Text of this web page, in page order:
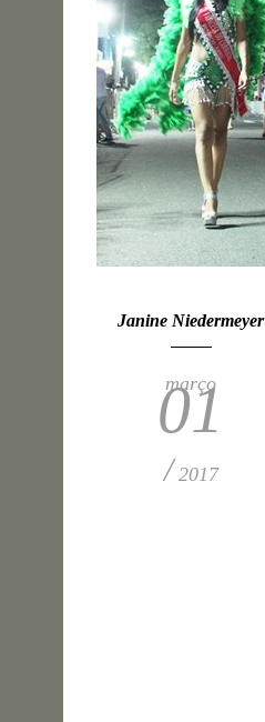
Janine Niedermeyer
março
01
/ 2017